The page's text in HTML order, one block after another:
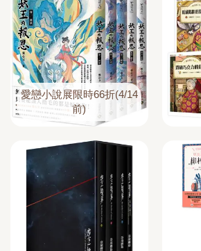
愛戀小說展限時66折(4/14
前)